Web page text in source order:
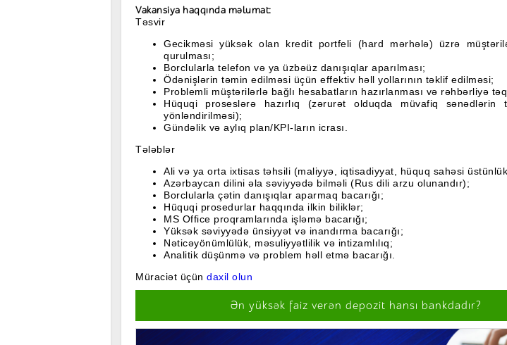
Vakansiya haqqında məlumat:
Təsvir
Gecikməsi yüksək olan kredit portfeli (hard mərhələ) üzrə
qurulması;
Borclularla telefon və ya üzbəüz danışıqlar aparılması;
Ödənişlərin təmin edilməsi üçün effektiv həll yollarının təklif edilməsi;
Problemli müştərilərlə bağlı hesabatların hazırlanması və rəhbərliyə
Hüquqi proseslərə hazırlıq (zərurət olduqda müvafiq sənədlərin
yönləndirilməsi);
Gündəlik və aylıq plan/KPI-ların icrası.
Tələblər
Ali və ya orta ixtisas təhsili (maliyyə, iqtisadiyyat, hüquq sahəsi
Azərbaycan dilini əla səviyyədə bilməli (Rus dili arzu olunandır);
Borclularla çətin danışıqlar aparmaq bacarığı;
Hüquqi prosedurlar haqqında ilkin biliklər;
MS Office proqramlarında işləmə bacarığı;
Yüksək səviyyədə ünsiyyət və inandırma bacarığı;
Nəticəyönümlülük, məsuliyyətlilik və intizamlılıq;
Analitik düşünmə və problem həll etmə bacarığı.
Müraciət üçün daxil olun
Ən yüksək faiz verən depozit hansı bankdadır?